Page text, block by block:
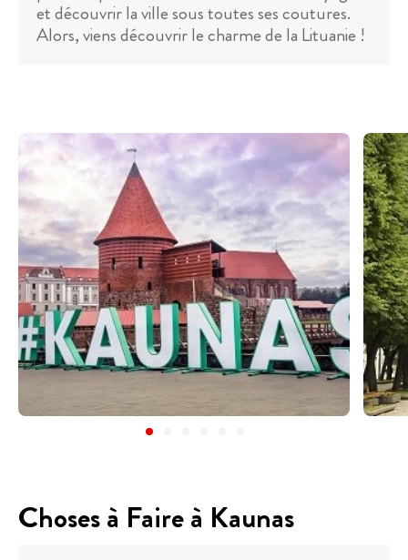
et découvrir la ville sous toutes ses coutures.
Alors, viens découvrir le charme de la Lituanie !
Choses à Faire à Kaunas